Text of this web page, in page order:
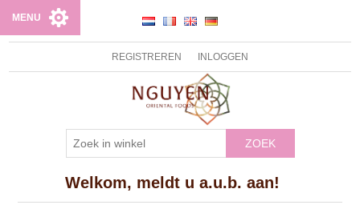
REGISTREREN INLOGGEN
ZOEK
MENU
Welkom, meldt u a.u.b. aan!